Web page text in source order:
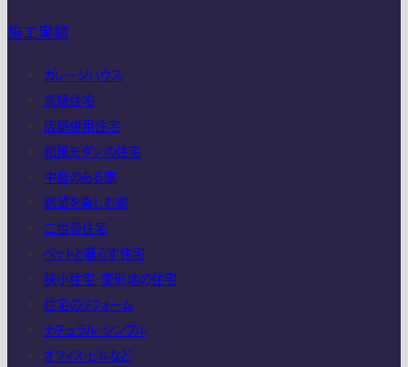
施工実績
ガレージハウス
高級住宅
店舗併用住宅
和風モダンの住宅
中庭のある家
眺望を楽しむ家
二世帯住宅
ペットと暮らす住宅
狭小住宅・変形地の住宅
住宅のリフォーム
ナチュラル・シンプル
オフィス・ビルなど